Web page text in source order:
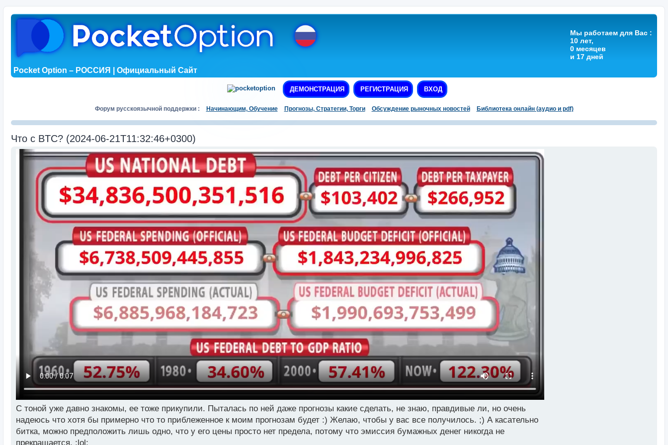
Pocket Option – РОССИЯ | Официальный Сайт
Мы работаем для Вас :
10 лет,
0 месяцев
и 17 дней
ДЕМОНСТРАЦИЯ РЕГИСТРАЦИЯ ВХОД
Форум русскоязычной поддержки : Начинающим, Обучение Прогнозы, Стратегии, Торги Обсуждение рыночных новостей Библиотека онлайн (аудио и pdf)
Что с BTC? (2024-06-21T11:32:46+0300)
С тоной уже давно знакомы, ее тоже прикупили. Пыталась по ней даже прогнозы какие сделать, не знаю, правдивые ли, но очень
надеюсь что хотя бы примерно что то приблеженное к моим прогнозам будет :) Желаю, чтобы у вас все получилось. ;) А касательно
битка, можно предположить лишь одно, что у его цены просто нет предела, потому что эмиссия бумажных денег никогда не
прекращается. :lol: